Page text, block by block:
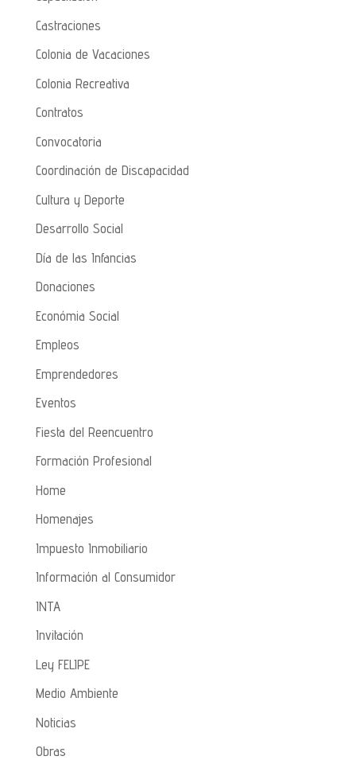
Castraciones
Colonia de Vacaciones
Colonia Recreativa
Contratos
Convocatoria
Coordinación de Discapacidad
Cultura y Deporte
Desarrollo Social
Día de las Infancias
Donaciones
Económia Social
Empleos
Emprendedores
Eventos
Fiesta del Reencuentro
Formación Profesional
Home
Homenajes
Impuesto Inmobiliario
Información al Consumidor
INTA
Invitación
Ley FELIPE
Medio Ambiente
Noticias
Obras